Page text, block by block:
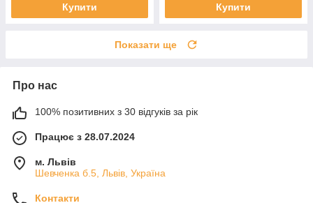
Купити Купити
Показати ще
Про нас
100% позитивних з 30 відгуків за рік
Працює з 28.07.2024
м. Львів
Шевченка б.5, Львів, Україна
Контакти